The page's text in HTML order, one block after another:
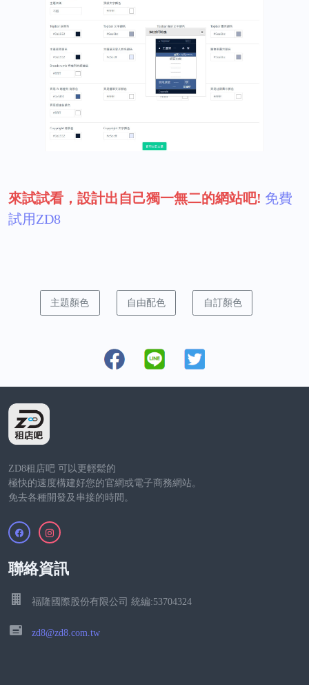
來試試看，設計出自己獨一無二的網站吧! 免費
試用ZD8
主題顏色 自由配色 自訂顏色
ZD8租店吧 可以更輕鬆的
極快的速度構建好您的官網或電子商務網站。
免去各種開發及串接的時間。
聯絡資訊
福隆國際股份有限公司 統編:53704324
zd8@zd8.com.tw